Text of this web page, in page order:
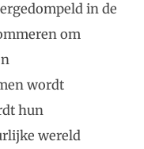
in de
om
wordt
hun
wereld